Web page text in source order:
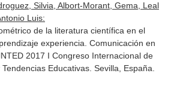
Silvia, Albort-Morant, Gema, Leal
Luis:
de la literatura científica en el
experiencia. Comunicación en
2017 I Congreso Internacional de
Educativas. Sevilla, España.